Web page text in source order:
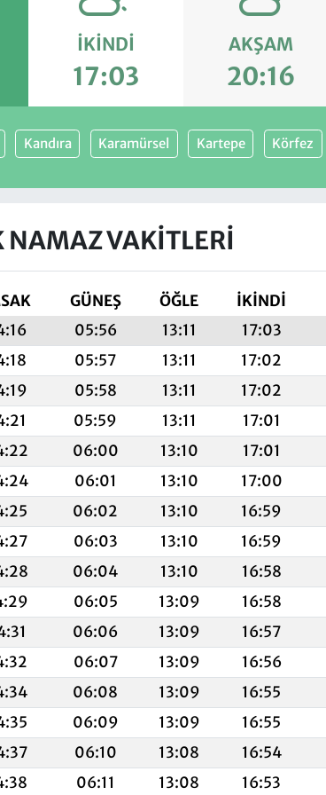
İKINDI
17:03
AKŞAM
20:16
Kandıra Karamürsel Kartepe Körfez
NAMAZ VAKITLERI
GÜNEŞ ÖĞLE İKINDI
05:56 13:11 17:03
05:57 13:11 17:02
05:58 13:11 17:02
05:59 13:11 17:01
06:00 13:10 17:01
06:01 13:10 17:00
06:02 13:10 16:59
06:03 13:10 16:59
06:04 13:10 16:58
06:05 13:09 16:58
06:06 13:09 16:57
06:07 13:09 16:56
06:08 13:09 16:55
06:09 13:09 16:55
06:10 13:08 16:54
06:11 13:08 16:53